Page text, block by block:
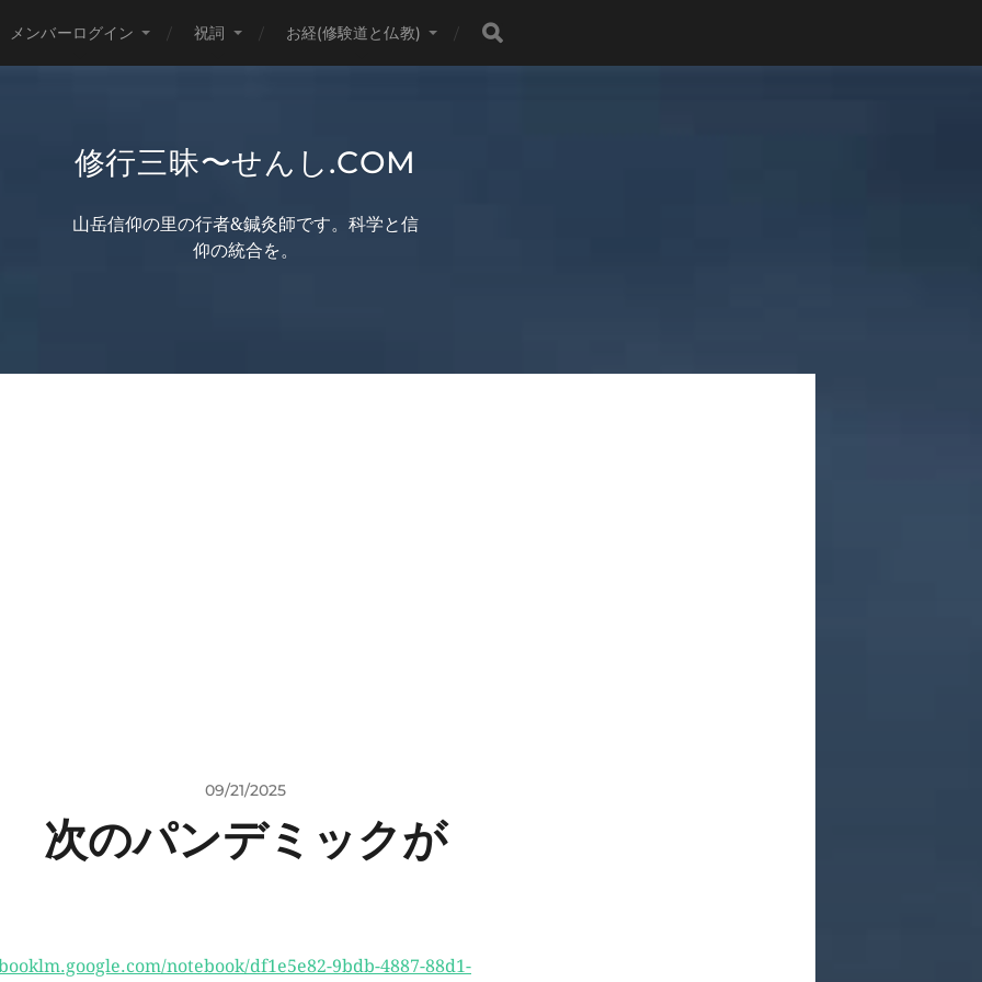
メンバーログイン 祝詞 お経(修験道と仏教)
修行三昧〜せんし.COM
山岳信仰の里の行者&鍼灸師です。科学と信
仰の統合を。
09/21/2025
次のパンデミックが
notebook/df1e5e82-9bdb-4887-88d1-